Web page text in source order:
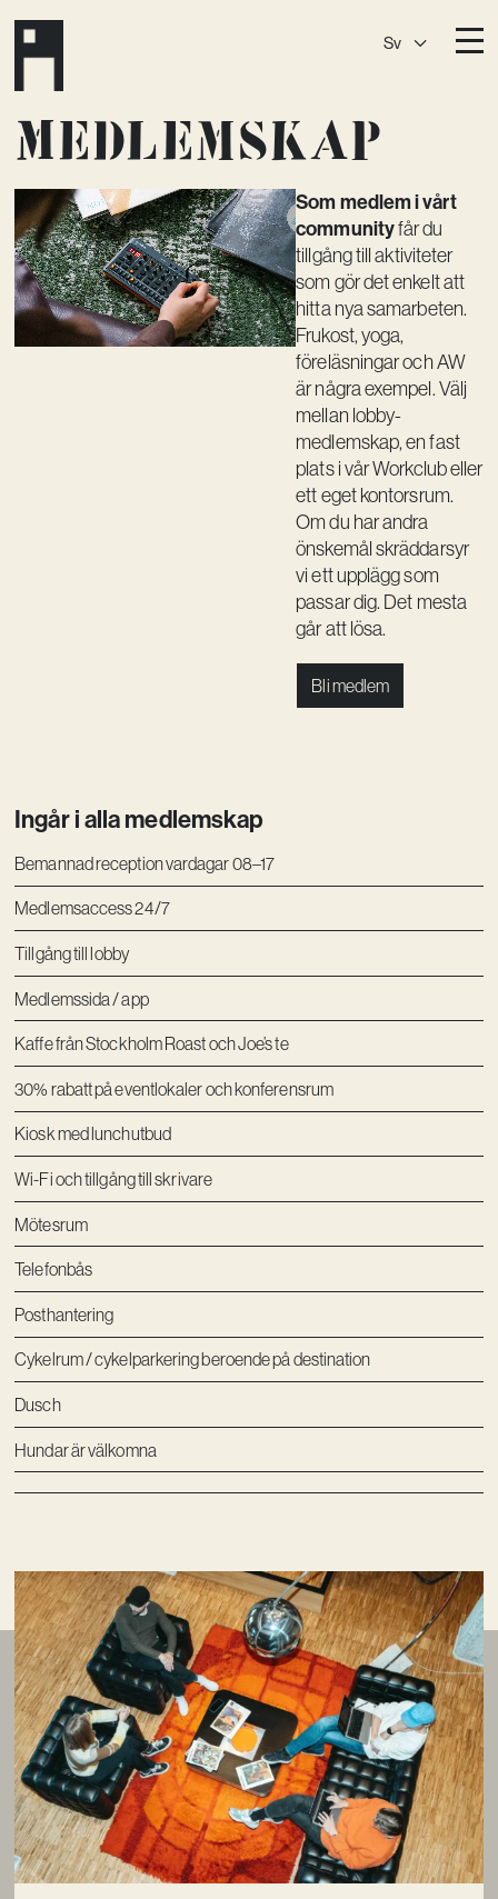
Sv
A HouseÖstermalm
A HouseSlaktis
A HouseSlussen
A HouseSickla
A HouseHagastaden
Medlemskap
Som medlem i vårt
communityfår du
tillgång till aktiviteter
som gör det enkelt att
hitta nya samarbeten.
Frukost, yoga,
föreläsningar och AW
är några exempel. Välj
mellan lobby-
medlemskap, en fast
plats i vår Workclub eller
ett eget kontorsrum.
Om du har andra
önskemål skräddarsyr
vi ett upplägg som
passar dig. Det mesta
går att lösa.
Bli medlem
Ingår i alla medlemskap
Bemannad reception vardagar 08–17
Medlemsaccess 24/7
Tillgång till lobby
Medlemssida / app
Kaffe från Stockholm Roast och Joe’s te
30% rabatt på eventlokaler och konferensrum
Kiosk med lunchutbud
Wi-Fi och tillgång till skrivare
Mötesrum
Telefonbås
Posthantering
Cykelrum / cykelparkering beroende på destination
Dusch
Hundar är välkomna